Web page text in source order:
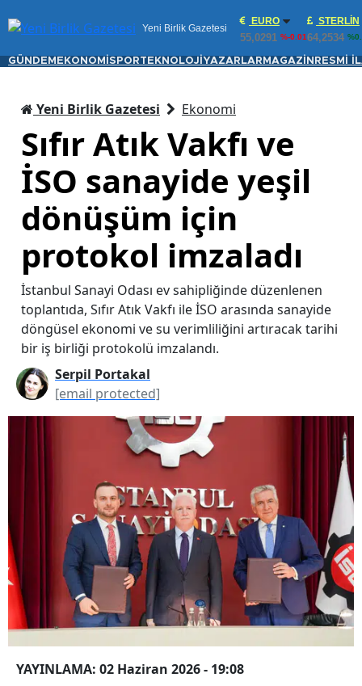
Yeni Birlik Gazetesi
EURO
55,0291 %-0.01
STERLIN
64,2534
GÜNDEM EKONOMİ SPORTEKNOLOJİ YAZARLAR MAGAZİN RESMİ
Yeni Birlik Gazetesi Ekonomi
Sıfır Atık Vakfı ve
İSO sanayide yeşil
dönüşüm için
protokol imzaladı
İstanbul Sanayi Odası ev sahipliğinde düzenlenen
toplantıda, Sıfır Atık Vakfı ile İSO arasında sanayide
döngüsel ekonomi ve su verimliliğini artıracak tarihi
bir iş birliği protokolü imzalandı.
Serpil Portakal
[email protected]
YAYINLAMA: 02 Haziran 2026 - 19:08